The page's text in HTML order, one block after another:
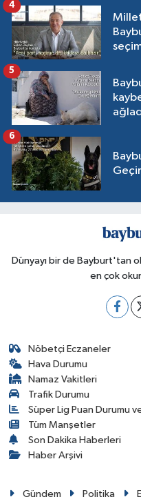
4
5
6
Dünyayı bir de Bayburt'tan
en çok
Nöbetçi Eczaneler
Hava Durumu
Namaz Vakitleri
Trafik Durumu
Süper Lig Puan Durumu
Tüm Manşetler
Son Dakika Haberleri
Haber Arşivi
Gündem Politika